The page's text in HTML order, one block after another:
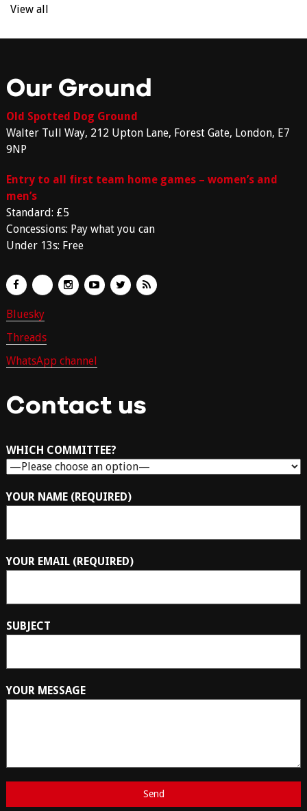
View all
Our Ground
Old Spotted Dog Ground
Walter Tull Way, 212 Upton Lane, Forest Gate, London, E7
9NP
Entry to all first team home games – women’s and
men’s
Standard: £5
Concessions: Pay what you can
Under 13s: Free
Bluesky
Threads
WhatsApp channel
Contact us
WHICH COMMITTEE?
YOUR NAME (REQUIRED)
YOUR EMAIL (REQUIRED)
SUBJECT
YOUR MESSAGE